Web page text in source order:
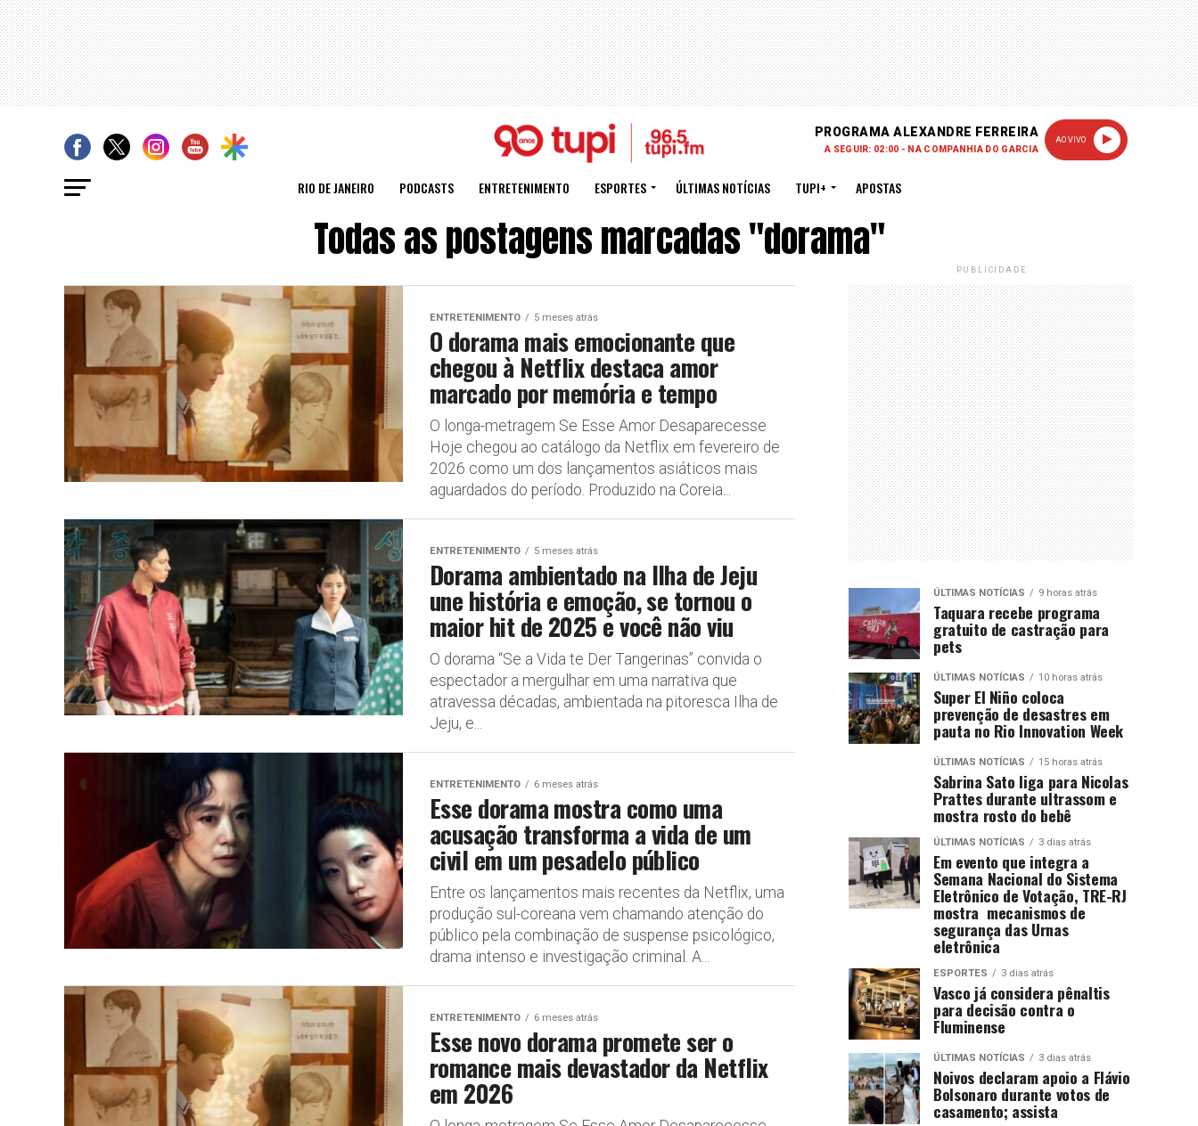
PROGRAMA ALEXANDRE FERREIRA
A SEGUIR: 02:00 - NA COMPANHIA DO GARCIA
AO VIVO
RIO DE JANEIRO PODCASTS ENTRETENIMENTO ESPORTES ÚLTIMAS NOTÍCIAS TUPI+ APOSTAS
Todas as postagens marcadas "dorama"
ENTRETENIMENTO 5 meses atrás
O dorama mais emocionante que
chegou à Netflix destaca amor
marcado por memória e tempo
O longa-metragem Se Esse Amor Desaparecesse
Hoje chegou ao catálogo da Netflix em fevereiro de
2026 como um dos lançamentos asiáticos mais
aguardados do período. Produzido na Coreia...
ENTRETENIMENTO 5 meses atrás
Dorama ambientado na Ilha de Jeju
une história e emoção, se tornou o
maior hit de 2025 e você não viu
O dorama “Se a Vida te Der Tangerinas” convida o
espectador a mergulhar em uma narrativa que
atravessa décadas, ambientada na pitoresca Ilha de
Jeju, e...
ENTRETENIMENTO 6 meses atrás
Esse dorama mostra como uma
acusação transforma a vida de um
civil em um pesadelo público
Entre os lançamentos mais recentes da Netflix, uma
produção sul-coreana vem chamando atenção do
público pela combinação de suspense psicológico,
drama intenso e investigação criminal. A...
ENTRETENIMENTO 6 meses atrás
Esse novo dorama promete ser o
romance mais devastador da Netflix
em 2026
PUBLICIDADE
ÚLTIMAS NOTÍCIAS 9 horas atrás
Taquara recebe programa
gratuito de castração para
pets
ÚLTIMAS NOTÍCIAS 10 horas atrás
Super El Niño coloca
prevenção de desastres em
pauta no Rio Innovation Week
ÚLTIMAS NOTÍCIAS 15 horas atrás
Sabrina Sato liga para Nicolas
Prattes durante ultrassom e
mostra rosto do bebê
ÚLTIMAS NOTÍCIAS 3 dias atrás
Em evento que integra a
Semana Nacional do Sistema
Eletrônico de Votação, TRE-RJ
mostra mecanismos de
segurança das Urnas
eletrônica
ESPORTES 3 dias atrás
Vasco já considera pênaltis
para decisão contra o
Fluminense
ÚLTIMAS NOTÍCIAS 3 dias atrás
Noivos declaram apoio a Flávio
Bolsonaro durante votos de
casamento; assista